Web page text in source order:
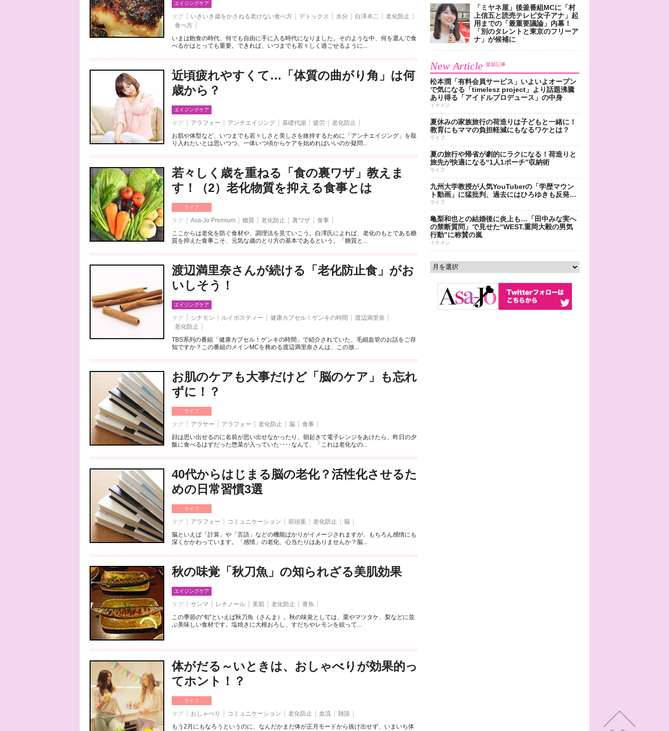
エイジングケア
タグ いきいき歳をかさねる老けない食べ方 デトックス 水分 白澤卓二
老化防止
食べ方
いまは飽食の時代、何でも自由に手に入る時代になりました。そのような中、何を選んで食
べるかはとっても重要。できれば、いつまでも若々しく過ごせるように...
近頃疲れやすくて…「体質の曲がり角」は何
歳から？
エイジングケア
タグ アラフォー アンチエイジング 基礎代謝 疲労
老化防止
お肌や体型など、いつまでも若々しさと美しさを維持するために「アンチエイジング」を取
り入れたいとは思いつつ、一体いつ頃からケアを始めればいいのか疑問...
若々しく歳を重ねる「食の裏ワザ」教えま
す！（2）老化物質を抑える食事とは
ライフ
タグ Asa‐Jo Premium 糖質 老化防止 裏ワザ
食事
ここからは老化を防ぐ食材や、調理法を見ていこう。白澤氏によれば、老化のもとである糖
質を抑えた食事こそ、元気な歳のとり方の基本であるという。「糖質と...
渡辺満里奈さんが続ける「老化防止食」がお
いしそう！
エイジングケア
タグ シナモン ルイボスティー 健康カプセル！ゲンキの時間
渡辺満里奈
老化防止
TBS系列の番組「健康カプセル！ゲンキの時間」で紹介されていた、毛細血管のお話をご存
知ですか？この番組のメインMCを務める渡辺満里奈さんは、この放...
お肌のケアも大事だけど「脳のケア」も忘れ
ずに！？
ライフ
タグ アラサー アラフォー 老化防止 脳
食事
顔は思い出せるのに名前が思い出せなかったり、朝起きて電子レンジをあけたら、昨日の夕
飯に食べるはずだった惣菜が入っていた‥‥なんて、「これは老化なの...
40代からはじまる脳の老化？活性化させるた
めの日常習慣3選
ライフ
タグ アラフォー コミュニケーション 前頭葉 老化防止
脳
脳といえば「計算」や「言語」などの機能ばかりがイメージされますが、もちろん感情にも
深くかかわっています。「感情」の老化、心当たりはありませんか？脳...
秋の味覚「秋刀魚」の知られざる美肌効果
エイジングケア
タグ サンマ レチノール 美肌 老化防止
青魚
この季節の“旬”といえば秋刀魚（さんま）。秋の味覚としては、栗やマツタケ、梨などに並
ぶ美味しい食材です。塩焼きに大根おろし、すだちやレモンを絞って...
体がだる～いときは、おしゃべりが効果的っ
てホント！？
ライフ
タグ おしゃべり コミュニケーション 老化防止 血流
雑談
もう2月にもなろうというのに、なんだかまだ体が正月モードから抜け出せず、いまいち体
「ミヤネ屋」後釜番組MCに「村
上信五と読売テレビ女子アナ」起
用までの「最重要議論」内幕！
「別のタレントと東京のフリーア
ナ」が候補に
New Article 最新記事
松本潤「有料会員サービス」いよいよオープン
で気になる「timelesz project」より話題沸騰
あり得る「アイドルプロデュース」の中身
イケメン
夏休みの家族旅行の荷造りは子どもと一緒に！
教育にもママの負担軽減にもなるワケとは？
ライフ
夏の旅行や帰省が劇的にラクになる！荷造りと
旅先が快適になる“1人1ポーチ”収納術
ライフ
九州大学教授が人気YouTuberの「学歴マウン
ト動画」に猛批判、過去にはひろゆきも反発…
ライフ
亀梨和也との結婚後に炎上も…「田中みな実へ
の禁断質問」で見せた“WEST.重岡大毅の男気
行動”に称賛の嵐
イケメン